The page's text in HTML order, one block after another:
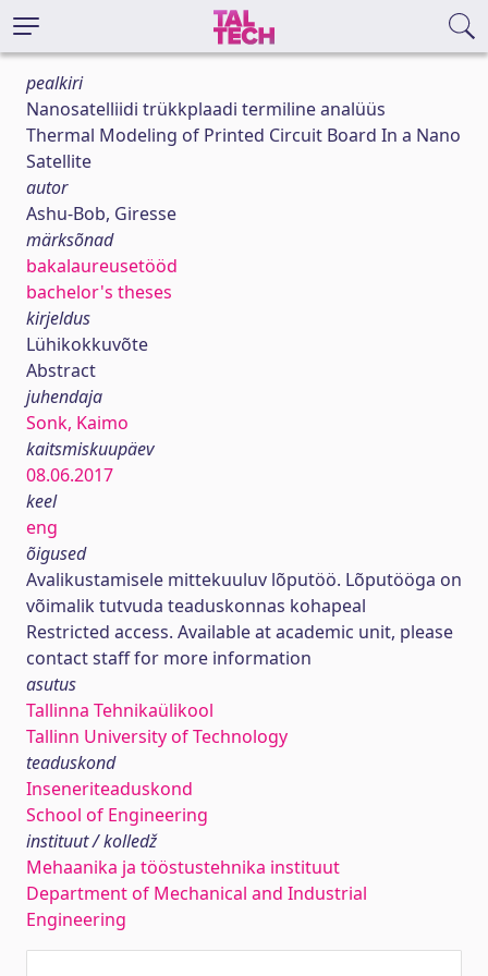
pealkiri
Nanosatelliidi trükkplaadi termiline analüüs
Thermal Modeling of Printed Circuit Board In a Nano
Satellite
autor
Ashu-Bob, Giresse
märksõnad
bakalaureusetööd
bachelor's theses
kirjeldus
Lühikokkuvõte
Abstract
juhendaja
Sonk, Kaimo
kaitsmiskuupäev
08.06.2017
keel
eng
õigused
Avalikustamisele mittekuuluv lõputöö. Lõputööga on
võimalik tutvuda teaduskonnas kohapeal
Restricted access. Available at academic unit, please
contact staff for more information
asutus
Tallinna Tehnikaülikool
Tallinn University of Technology
teaduskond
Inseneriteaduskond
School of Engineering
instituut / kolledž
Mehaanika ja tööstustehnika instituut
Department of Mechanical and Industrial
Engineering